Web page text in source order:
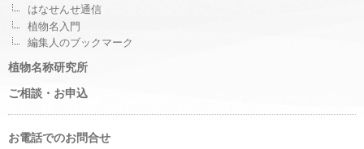
はなせんせ通信
植物名入門
編集人のブックマーク
植物名称研究所
ご相談・お申込
お電話でのお問合せ